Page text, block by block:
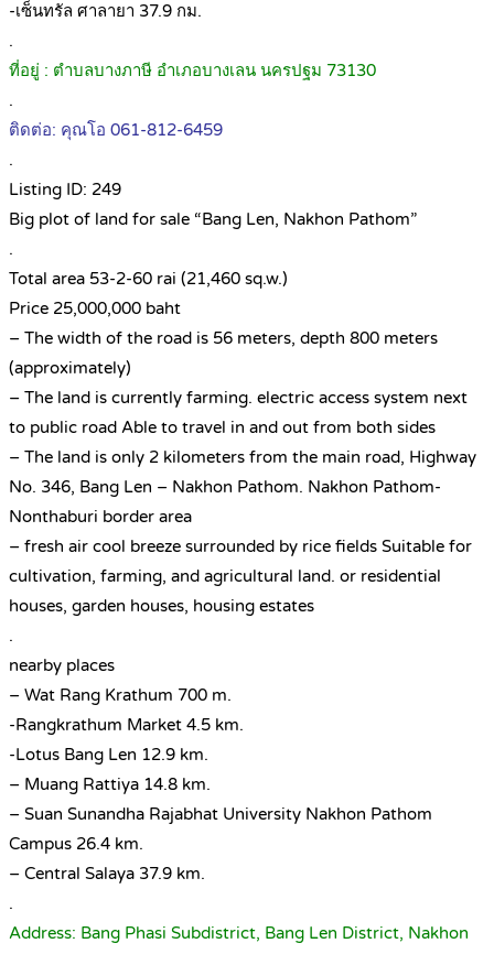
-เซ็นทรัล ศาลายา 37.9 กม.
.
ที่อยู่ : ตำบลบางภาษี อำเภอบางเลน นครปฐม 73130
.
ติดต่อ: คุณโอ 061-812-6459
.
Listing ID: 249
Big plot of land for sale “Bang Len, Nakhon Pathom”
.
Total area 53-2-60 rai (21,460 sq.w.)
Price 25,000,000 baht
– The width of the road is 56 meters, depth 800 meters
(approximately)
– The land is currently farming. electric access system next
to public road Able to travel in and out from both sides
– The land is only 2 kilometers from the main road, Highway
No. 346, Bang Len – Nakhon Pathom. Nakhon Pathom-
Nonthaburi border area
– fresh air cool breeze surrounded by rice fields Suitable for
cultivation, farming, and agricultural land. or residential
houses, garden houses, housing estates
.
nearby places
– Wat Rang Krathum 700 m.
-Rangkrathum Market 4.5 km.
-Lotus Bang Len 12.9 km.
– Muang Rattiya 14.8 km.
– Suan Sunandha Rajabhat University Nakhon Pathom
Campus 26.4 km.
– Central Salaya 37.9 km.
.
Address: Bang Phasi Subdistrict, Bang Len District, Nakhon